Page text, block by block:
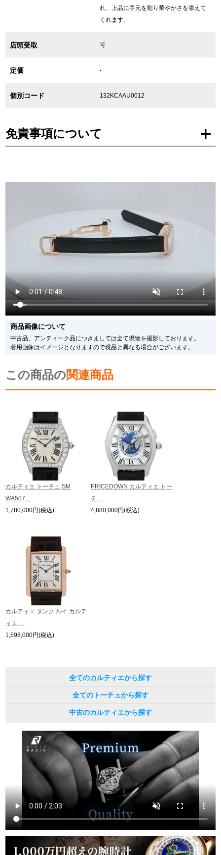
商品画像について
中古品、アンティーク品につきましては全て現物を撮影しております。
着用画像はイメージとなりますので現品と異なる場合がございます。
この商品の関連商品
カルティエ トーチュ SM
WA507…
1,780,000円(税込)
カルティエ タンク ルイ カルテ
ィエ …
1,598,000円(税込)
PRICEDOWN カルティエ トー
チ…
4,880,000円(税込)
全てのカルティエから探す
全てのトーチュから探す
中古のカルティエから探す
れ、上品に手元を彩り華やかさを添えて
くれます。
店頭受取 可
定価 -
個別コード 132KCAAU0012
免責事項について
また、メーカーにてマイナーチェンジがなされる場合がございますが、在庫品
※光の加減やモニターの設定により、実際の商品と色目が異なる場合がござい
※シリアルナンバーや限定番号につきましては、プライバシーの関係上WEBへ
の掲載を控えております。
またお電話でお問い合わせ頂きましてもお答えできません。
※当店では店頭販売も行っております為、サイトでのご注文と店頭処理との時
予めご了承くださいませ。
また、ご来店にてご購入を希望される場合にも、事前に在庫の確認をお電話か
メールにてお問い合わせいただけますようお願いいたします。
※アンティーク品やユーズド品の場合、外装および内部機械に代替部品を使用
※表示の定価は、入荷時の価格となっております。
現在の定価と異なる場合がございますのでご了承くださいませ。